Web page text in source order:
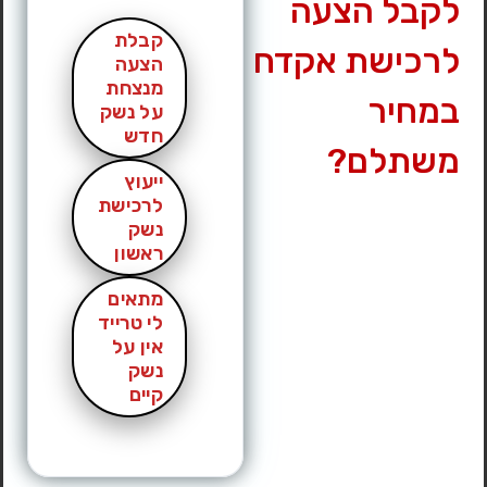
לקבל הצעה
לרכישת אקדח
במחיר
משתלם?
קבלת
הצעה
מנצחת
על נשק
חדש
ייעוץ
לרכישת
נשק
ראשון
מתאים
לי טרייד
אין על
נשק
קיים